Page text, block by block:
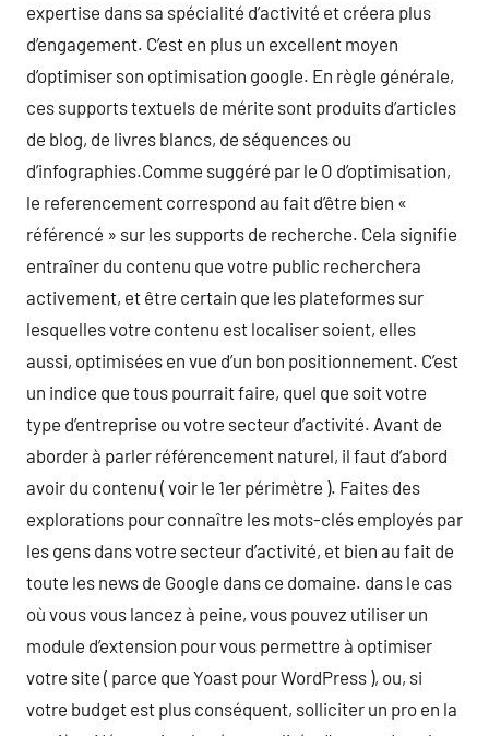
expertise dans sa spécialité d’activité et créera plus
d’engagement. C’est en plus un excellent moyen
d’optimiser son optimisation google. En règle générale,
ces supports textuels de mérite sont produits d’articles
de blog, de livres blancs, de séquences ou
d’infographies.Comme suggéré par le O d’optimisation,
le referencement correspond au fait d’être bien «
référencé » sur les supports de recherche. Cela signifie
entraîner du contenu que votre public recherchera
activement, et être certain que les plateformes sur
lesquelles votre contenu est localiser soient, elles
aussi, optimisées en vue d’un bon positionnement. C’est
un indice que tous pourrait faire, quel que soit votre
type d’entreprise ou votre secteur d’activité. Avant de
aborder à parler référencement naturel, il faut d’abord
avoir du contenu ( voir le 1er périmètre ). Faites des
explorations pour connaître les mots-clés employés par
les gens dans votre secteur d’activité, et bien au fait de
toute les news de Google dans ce domaine. dans le cas
où vous vous lancez à peine, vous pouvez utiliser un
module d’extension pour vous permettre à optimiser
votre site ( parce que Yoast pour WordPress ), ou, si
votre budget est plus conséquent, solliciter un pro en la